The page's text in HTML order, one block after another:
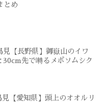
とめ
【長野県】御嶽山のイワ
30cm先で囀るメボソムシク
【愛知県】頭上のオオルリ